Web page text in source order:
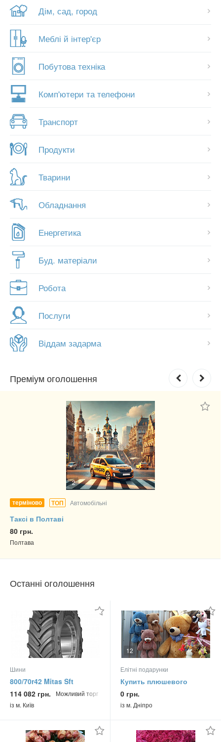
Дім, сад, город
Меблі й інтер'єр
Побутова техніка
Комп'ютери та телефони
Транспорт
Продукти
Тварини
Обладнання
Енергетика
Буд. матеріали
Робота
Послуги
Віддам задарма
Преміум оголошення
2
терміново ТОП Автомобільні
Таксі в Полтаві
80 грн.
Полтава
Останні оголошення
Шини
800/70r42 Mitas Sft
185/182d/a8 Сільгосп
шина
114 082 грн.
Можливий торг
із м. Київ
12
Елітні подарунки
Купить плюшевого
медведя Днепр —
большой подарок с вау-
эффектом
0 грн.
із м. Дніпро